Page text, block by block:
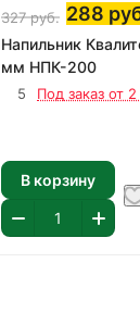
327руб. 288
Напильник
мм НПК-200
5 Под заказ от
В корзину